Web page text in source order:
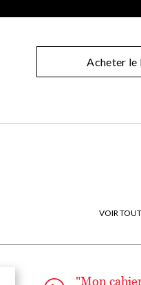
Acheter le
VOIR
"Mon